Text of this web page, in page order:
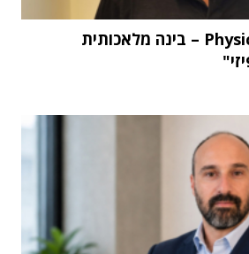
"העתיד הוא Physical AI – בינה מלאכותית